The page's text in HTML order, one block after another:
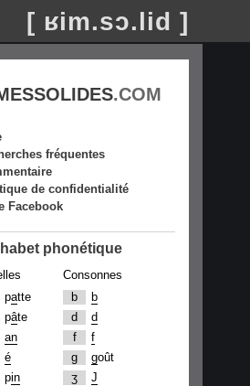
[ ʁim.sɔ.lid ]
.COM
fréquentes
de confidentialité
Facebook
phonétique
patte
pâte
an
é
pin
Consonnes
b
b
d
d
f
f
g
goût
ʒ
J